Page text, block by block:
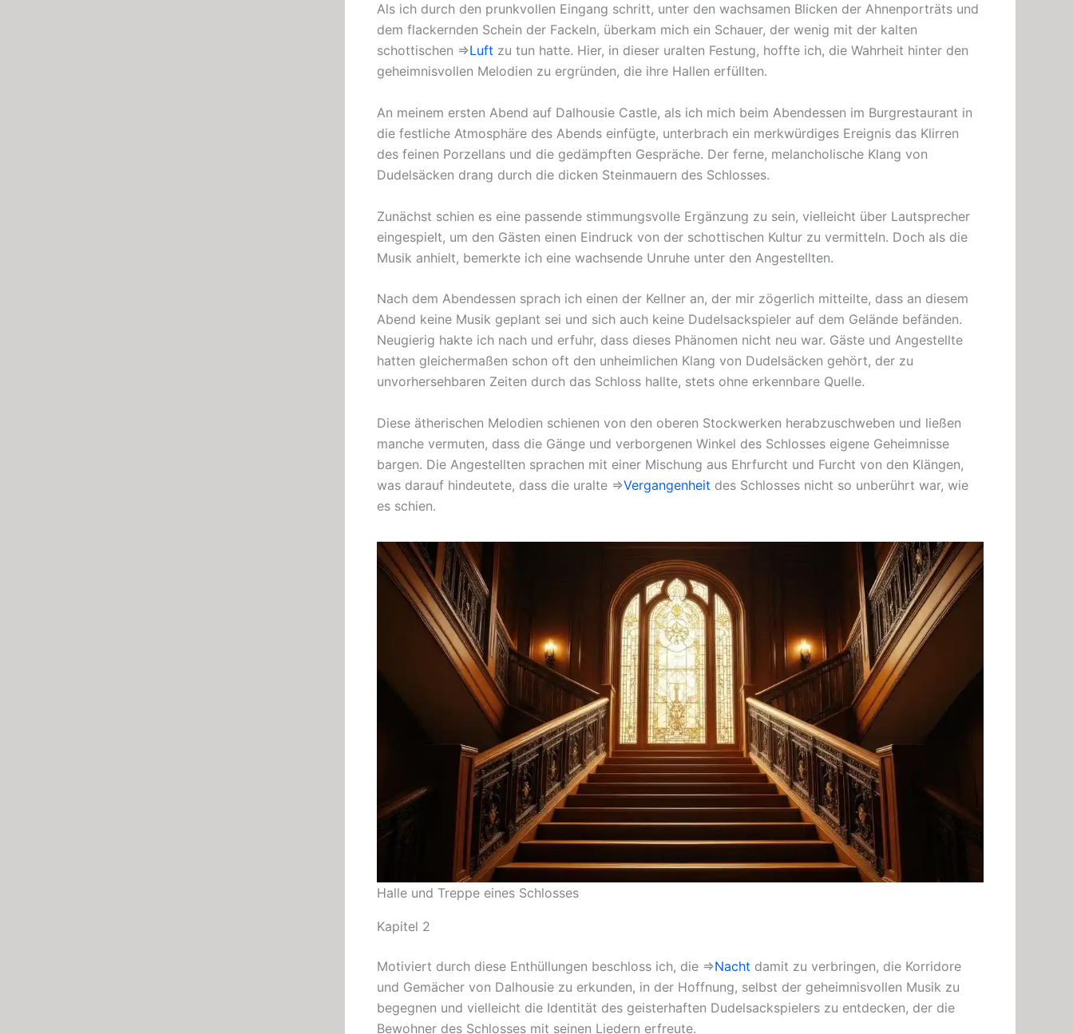
Als ich durch den prunkvollen Eingang schritt, unter den wachsamen Blicken der Ahnenporträts und
dem flackernden Schein der Fackeln, überkam mich ein Schauer, der wenig mit der kalten
schottischen ⇒Luft zu tun hatte. Hier, in dieser uralten Festung, hoffte ich, die Wahrheit hinter den
geheimnisvollen Melodien zu ergründen, die ihre Hallen erfüllten.
An meinem ersten Abend auf Dalhousie Castle, als ich mich beim Abendessen im Burgrestaurant in
die festliche Atmosphäre des Abends einfügte, unterbrach ein merkwürdiges Ereignis das Klirren
des feinen Porzellans und die gedämpften Gespräche. Der ferne, melancholische Klang von
Dudelsäcken drang durch die dicken Steinmauern des Schlosses.
Zunächst schien es eine passende stimmungsvolle Ergänzung zu sein, vielleicht über Lautsprecher
eingespielt, um den Gästen einen Eindruck von der schottischen Kultur zu vermitteln. Doch als die
Musik anhielt, bemerkte ich eine wachsende Unruhe unter den Angestellten.
Nach dem Abendessen sprach ich einen der Kellner an, der mir zögerlich mitteilte, dass an diesem
Abend keine Musik geplant sei und sich auch keine Dudelsackspieler auf dem Gelände befänden.
Neugierig hakte ich nach und erfuhr, dass dieses Phänomen nicht neu war. Gäste und Angestellte
hatten gleichermaßen schon oft den unheimlichen Klang von Dudelsäcken gehört, der zu
unvorhersehbaren Zeiten durch das Schloss hallte, stets ohne erkennbare Quelle.
Diese ätherischen Melodien schienen von den oberen Stockwerken herabzuschweben und ließen
manche vermuten, dass die Gänge und verborgenen Winkel des Schlosses eigene Geheimnisse
bargen. Die Angestellten sprachen mit einer Mischung aus Ehrfurcht und Furcht von den Klängen,
was darauf hindeutete, dass die uralte ⇒Vergangenheit des Schlosses nicht so unberührt war, wie
es schien.
Halle und Treppe eines Schlosses
Kapitel 2
Motiviert durch diese Enthüllungen beschloss ich, die ⇒Nacht damit zu verbringen, die Korridore
und Gemächer von Dalhousie zu erkunden, in der Hoffnung, selbst der geheimnisvollen Musik zu
begegnen und vielleicht die Identität des geisterhaften Dudelsackspielers zu entdecken, der die
Bewohner des Schlosses mit seinen Liedern erfreute.